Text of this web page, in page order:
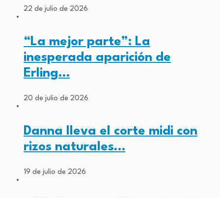
22 de julio de 2026
“La mejor parte”: La
inesperada aparición de
Erling…
20 de julio de 2026
Danna lleva el corte midi con
rizos naturales…
19 de julio de 2026